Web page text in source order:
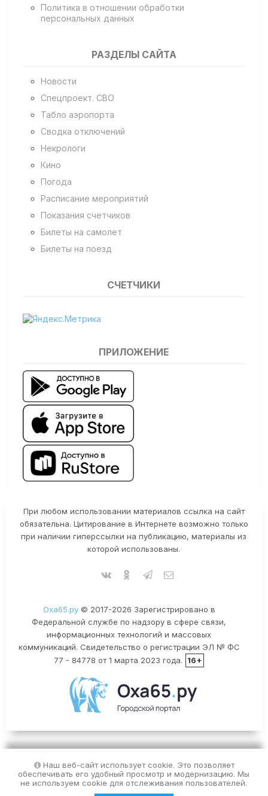
Политика в отношении обработки
персональных данных
РАЗДЕЛЫ САЙТА
Новости
Спецпроект. СВО
Табло аэропорта
Сводка отключений
Некрологи
Кино
Погода
Расписание мероприятий
Показания счетчиков
Билеты на самолет
Билеты на поезд
СЧЕТЧИКИ
ПРИЛОЖЕНИЕ
При любом использовании материалов ссылка на сайт
обязательна. Цитирование в Интернете возможно только
при наличии гиперссылки на публикацию, материалы из
которой использованы.
Оха65.ру© 2017-2026 Зарегистрировано в
Федеральной службе по надзору в сфере связи,
информационных технологий и массовых
коммуникаций. Свидетельство о регистрации ЭЛ № ФС
77 - 84778 от 1 марта 2023 года.
16+
Наш веб-сайт использует cookie. Это позволяет
обеспечивать его удобный просмотр и модернизацию. Мы
не используем cookie для отслеживания пользователей.